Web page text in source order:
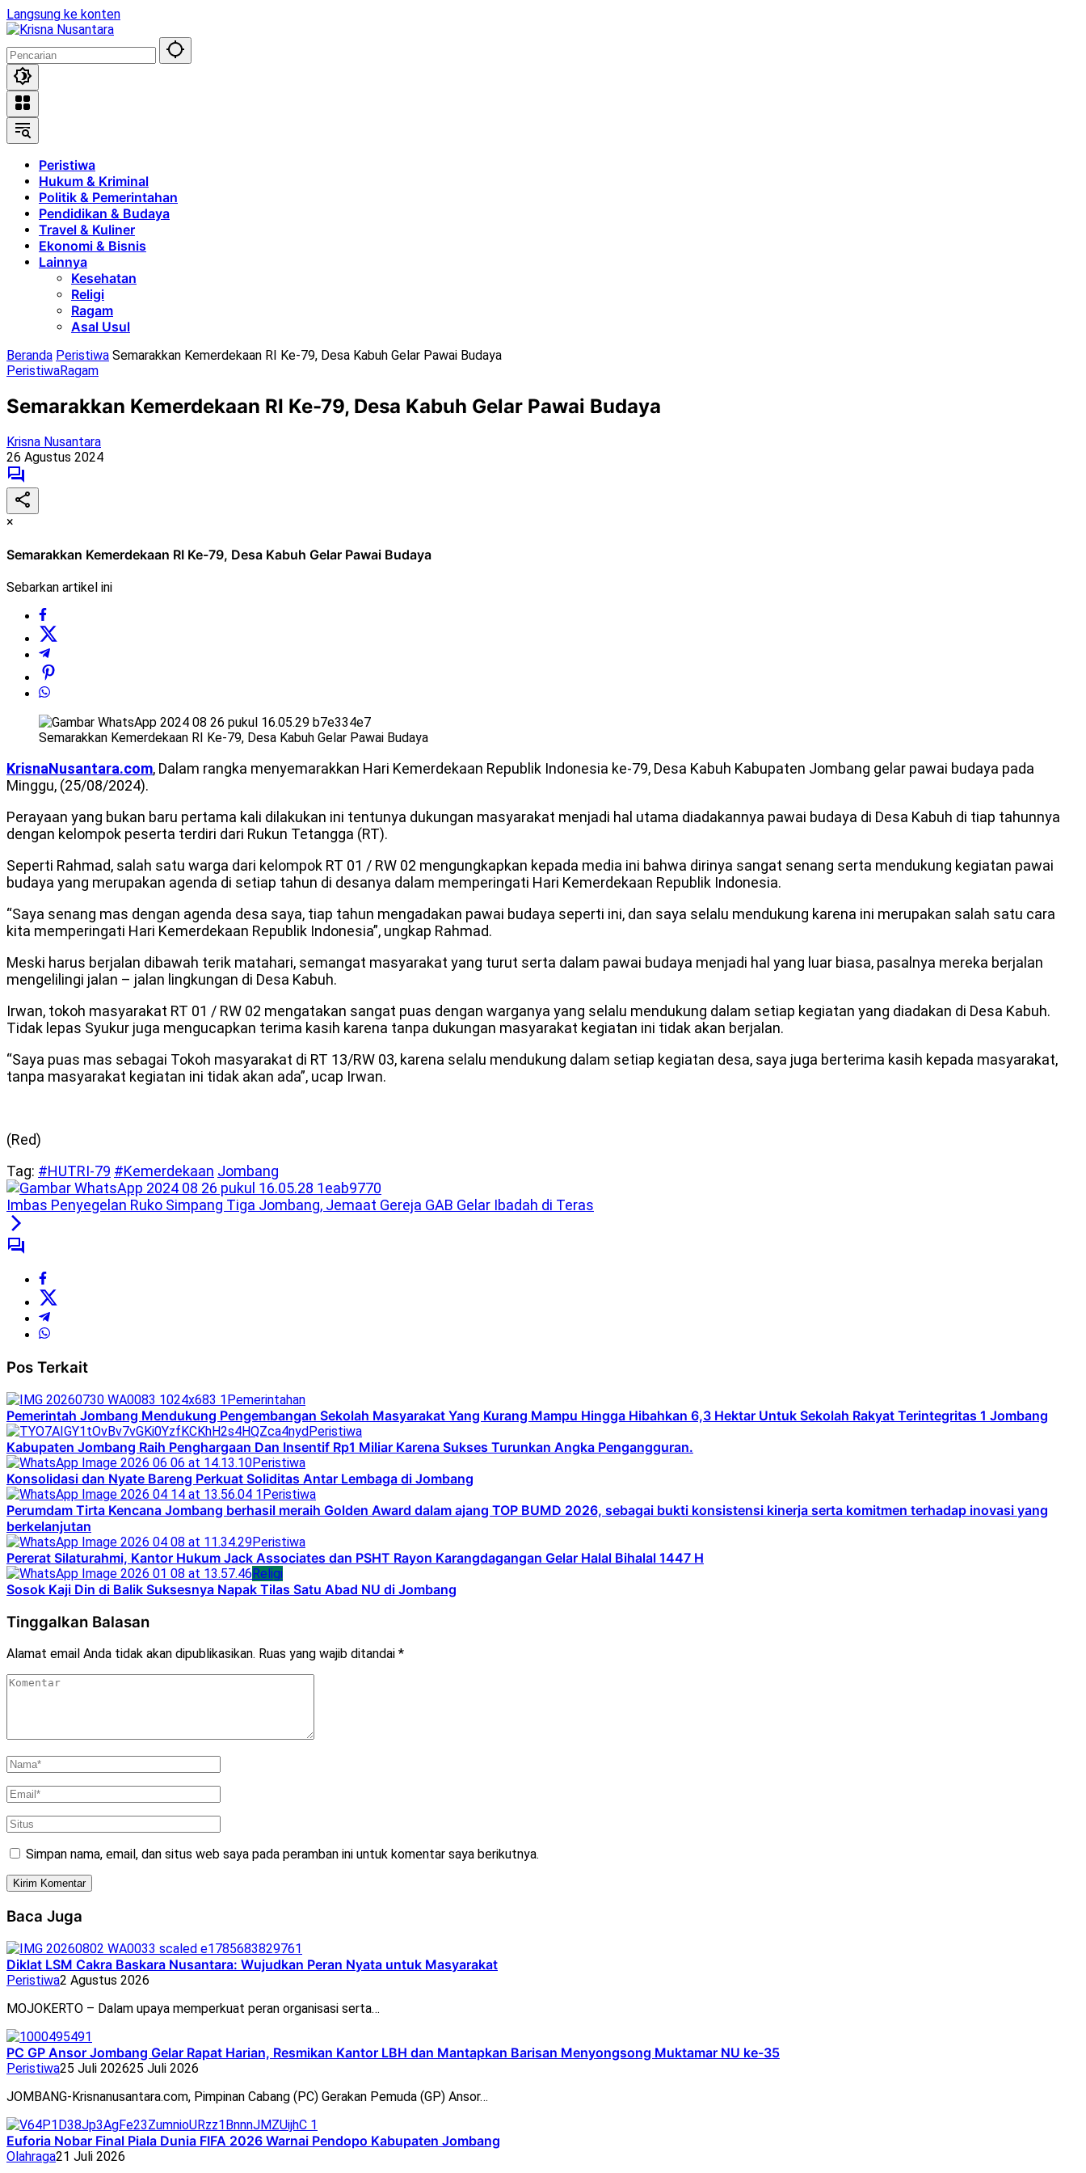
Langsung ke konten
Peristiwa
Hukum & Kriminal
Politik & Pemerintahan
Pendidikan & Budaya
Travel & Kuliner
Ekonomi & Bisnis
Lainnya
Kesehatan
Religi
Ragam
Asal Usul
Beranda Peristiwa Semarakkan Kemerdekaan RI Ke-79, Desa Kabuh Gelar Pawai Budaya
PeristiwaRagam
Semarakkan Kemerdekaan RI Ke-79, Desa Kabuh Gelar Pawai Budaya
Krisna Nusantara
26 Agustus 2024
×
Semarakkan Kemerdekaan RI Ke-79, Desa Kabuh Gelar Pawai Budaya
Sebarkan artikel ini
Semarakkan Kemerdekaan RI Ke-79, Desa Kabuh Gelar Pawai Budaya
KrisnaNusantara.com, Dalam rangka menyemarakkan Hari Kemerdekaan Republik Indonesia ke-79, Desa Kabuh Kabupaten Jombang gelar pawai budaya pada
Minggu, (25/08/2024).
Perayaan yang bukan baru pertama kali dilakukan ini tentunya dukungan masyarakat menjadi hal utama diadakannya pawai budaya di Desa Kabuh di tiap tahunnya
dengan kelompok peserta terdiri dari Rukun Tetangga (RT).
Seperti Rahmad, salah satu warga dari kelompok RT 01 / RW 02 mengungkapkan kepada media ini bahwa dirinya sangat senang serta mendukung kegiatan pawai
budaya yang merupakan agenda di setiap tahun di desanya dalam memperingati Hari Kemerdekaan Republik Indonesia.
“Saya senang mas dengan agenda desa saya, tiap tahun mengadakan pawai budaya seperti ini, dan saya selalu mendukung karena ini merupakan salah satu cara
kita memperingati Hari Kemerdekaan Republik Indonesia”, ungkap Rahmad.
Meski harus berjalan dibawah terik matahari, semangat masyarakat yang turut serta dalam pawai budaya menjadi hal yang luar biasa, pasalnya mereka berjalan
mengelilingi jalan – jalan lingkungan di Desa Kabuh.
Irwan, tokoh masyarakat RT 01 / RW 02 mengatakan sangat puas dengan warganya yang selalu mendukung dalam setiap kegiatan yang diadakan di Desa Kabuh.
Tidak lepas Syukur juga mengucapkan terima kasih karena tanpa dukungan masyarakat kegiatan ini tidak akan berjalan.
“Saya puas mas sebagai Tokoh masyarakat di RT 13/RW 03, karena selalu mendukung dalam setiap kegiatan desa, saya juga berterima kasih kepada masyarakat,
tanpa masyarakat kegiatan ini tidak akan ada”, ucap Irwan.
(Red)
Tag: #HUTRI-79 #Kemerdekaan Jombang
Imbas Penyegelan Ruko Simpang Tiga Jombang, Jemaat Gereja GAB Gelar Ibadah di Teras
Pos Terkait
Pemerintahan
Pemerintah Jombang Mendukung Pengembangan Sekolah Masyarakat Yang Kurang Mampu Hingga Hibahkan 6,3 Hektar Untuk Sekolah Rakyat Terintegritas 1 Jombang
Peristiwa
Kabupaten Jombang Raih Penghargaan Dan Insentif Rp1 Miliar Karena Sukses Turunkan Angka Pengangguran.
Peristiwa
Konsolidasi dan Nyate Bareng Perkuat Soliditas Antar Lembaga di Jombang
Peristiwa
Perumdam Tirta Kencana Jombang berhasil meraih Golden Award dalam ajang TOP BUMD 2026, sebagai bukti konsistensi kinerja serta komitmen terhadap inovasi yang
berkelanjutan
Peristiwa
Pererat Silaturahmi, Kantor Hukum Jack Associates dan PSHT Rayon Karangdagangan Gelar Halal Bihalal 1447 H
Religi
Sosok Kaji Din di Balik Suksesnya Napak Tilas Satu Abad NU di Jombang
Tinggalkan Balasan
Alamat email Anda tidak akan dipublikasikan. Ruas yang wajib ditandai *
Simpan nama, email, dan situs web saya pada peramban ini untuk komentar saya berikutnya.
Baca Juga
Diklat LSM Cakra Baskara Nusantara: Wujudkan Peran Nyata untuk Masyarakat
Peristiwa2 Agustus 2026
MOJOKERTO – Dalam upaya memperkuat peran organisasi serta…
PC GP Ansor Jombang Gelar Rapat Harian, Resmikan Kantor LBH dan Mantapkan Barisan Menyongsong Muktamar NU ke-35
Peristiwa25 Juli 202625 Juli 2026
JOMBANG-Krisnanusantara.com, Pimpinan Cabang (PC) Gerakan Pemuda (GP) Ansor…
Euforia Nobar Final Piala Dunia FIFA 2026 Warnai Pendopo Kabupaten Jombang
Olahraga21 Juli 2026